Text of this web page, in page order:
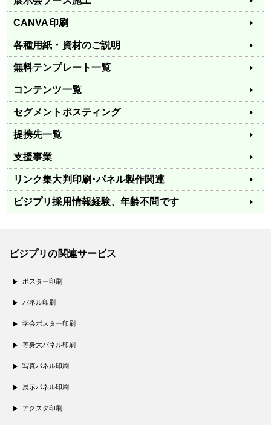
CANVA印刷
各種用紙・資材のご説明
無料テンプレート一覧
コンテンツ一覧
セグメントポスティング
提携先一覧
支援事業
リンク集大判印刷･パネル製作関連
ビジプリ採用情報経験、年齢不問です
ビジプリの関連サービス
ポスター印刷
パネル印刷
学会ポスター印刷
等身大パネル印刷
写真パネル印刷
展示パネル印刷
アクスタ印刷